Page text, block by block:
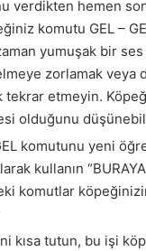
verdikten hemen
komutu GEL –
yumuşak bir
zorlamak veya
tekrar etmeyin.
olduğunu
komutunu yeni
kullanın
komutlar
kısa tutun, bu işi